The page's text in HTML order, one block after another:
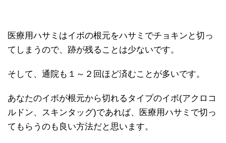
医療用ハサミはイボの根元をハサミでチョキンと切っ
てしまうので、跡が残ることは少ないです。
そして、通院も１～２回ほど済むことが多いです。
あなたのイボが根元から切れるタイプのイボ(アクロコ
ルドン、スキンタッグ)であれば、医療用ハサミで切っ
てもらうのも良い方法だと思います。